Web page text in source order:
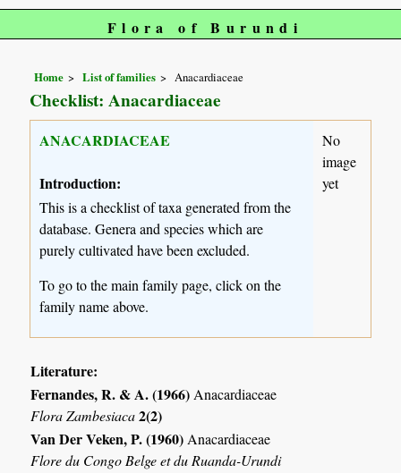
Flora of Burundi
Home List of families Anacardiaceae
Checklist: Anacardiaceae
ANACARDIACEAE
Introduction:
This is a checklist of taxa generated from the
database. Genera and species which are
purely cultivated have been excluded.
To go to the main family page, click on the
family name above.
No
image
yet
Literature:
Fernandes, R. & A. (1966) Anacardiaceae
Flora Zambesiaca2(2)
Van Der Veken, P. (1960) Anacardiaceae
Flore du Congo Belge et du Ruanda-Urundi